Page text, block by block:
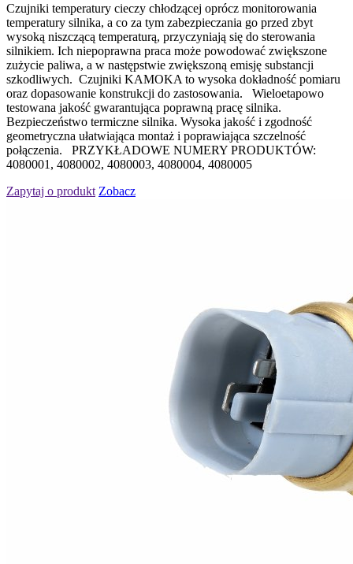
Czujniki temperatury cieczy chłodzącej oprócz monitorowania
temperatury silnika, a co za tym zabezpieczania go przed zbyt
wysoką niszczącą temperaturą, przyczyniają się do sterowania
silnikiem. Ich niepoprawna praca może powodować zwiększone
zużycie paliwa, a w następstwie zwiększoną emisję substancji
szkodliwych. Czujniki KAMOKA to wysoka dokładność pomiaru
oraz dopasowanie konstrukcji do zastosowania. Wieloetapowo
testowana jakość gwarantująca poprawną pracę silnika.
Bezpieczeństwo termiczne silnika. Wysoka jakość i zgodność
geometryczna ułatwiająca montaż i poprawiająca szczelność
połączenia. PRZYKŁADOWE NUMERY PRODUKTÓW:
4080001, 4080002, 4080003, 4080004, 4080005
Zapytaj o produkt Zobacz